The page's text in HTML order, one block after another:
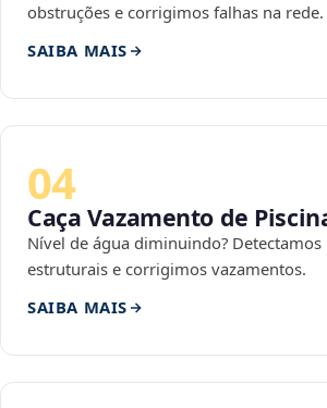
obstruções e corrigimos falhas na rede.
SAIBA MAIS
04
Caça Vazamento de
Nível de água diminuindo? Detectamos
estruturais e corrigimos vazamentos.
SAIBA MAIS